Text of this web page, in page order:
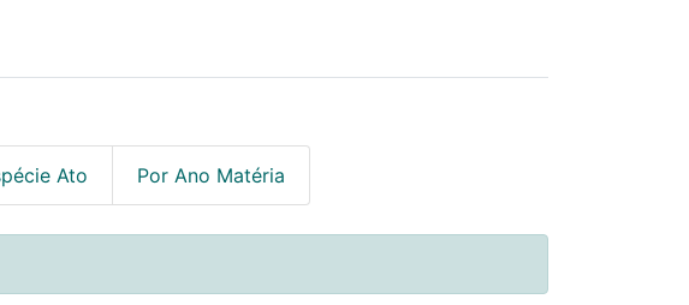
Ato Por Ano Matéria